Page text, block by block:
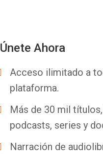
Únete Ahora
Acceso ilimitado a
plataforma.
Más de 30 mil
podcasts, series y
Narración de